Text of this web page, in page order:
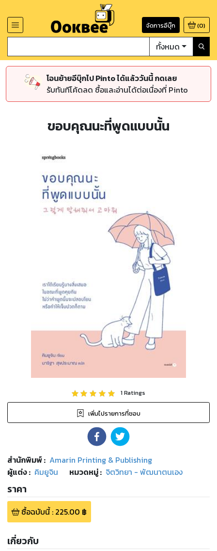
จัดการอีบุ๊ก (0)
ทั้งหมด
โอนย้ายอีบุ๊กไป Pinto ได้แล้ววันนี้ กดเลย
รับทันทีโค้ดลด ซื้อและอ่านได้ต่อเนื่องที่ Pinto
ขอบคุณนะที่พูดแบบนั้น
1Ratings
เพิ่มไปรายการที่ชอบ
สำนักพิมพ์: Amarin Printing & Publishing
ผู้แต่ง : คิมยูจิน หมวดหมู่: จิตวิทยา - พัฒนาตนเอง
ราคา
ซื้อฉบับนี้: 225.00 ฿
เกี่ยวกับ